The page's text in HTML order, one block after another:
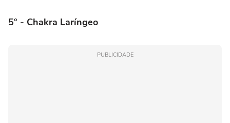
5° - Chakra Laríngeo
PUBLICIDADE